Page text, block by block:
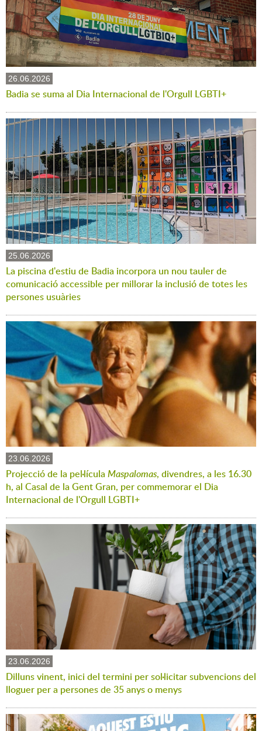
26.06.2026
Badia se suma al Dia Internacional de l'Orgull LGBTI+
25.06.2026
La piscina d'estiu de Badia incorpora un nou tauler de
comunicació accessible per millorar la inclusió de totes les
persones usuàries
23.06.2026
Projecció de la pel·lícula Maspalomas, divendres, a les 16.30
h, al Casal de la Gent Gran, per commemorar el Dia
Internacional de l'Orgull LGBTI+
23.06.2026
Dilluns vinent, inici del termini per sol·licitar subvencions del
lloguer per a persones de 35 anys o menys